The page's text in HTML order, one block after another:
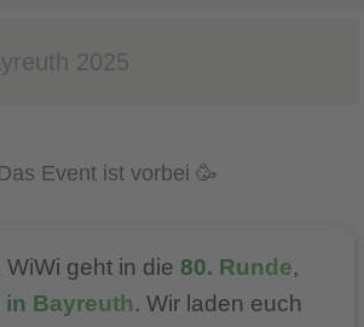
2025
Event ist vorbei 🥳
geht in die 80. Runde,
in Bayreuth. Wir laden euch